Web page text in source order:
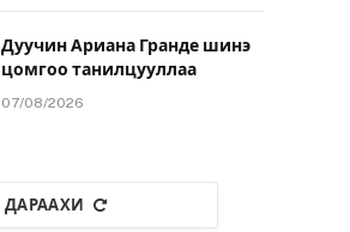
Дуучин Ариана Гранде шинэ
цомгоо танилцууллаа
07/08/2026
ДАРААХИ